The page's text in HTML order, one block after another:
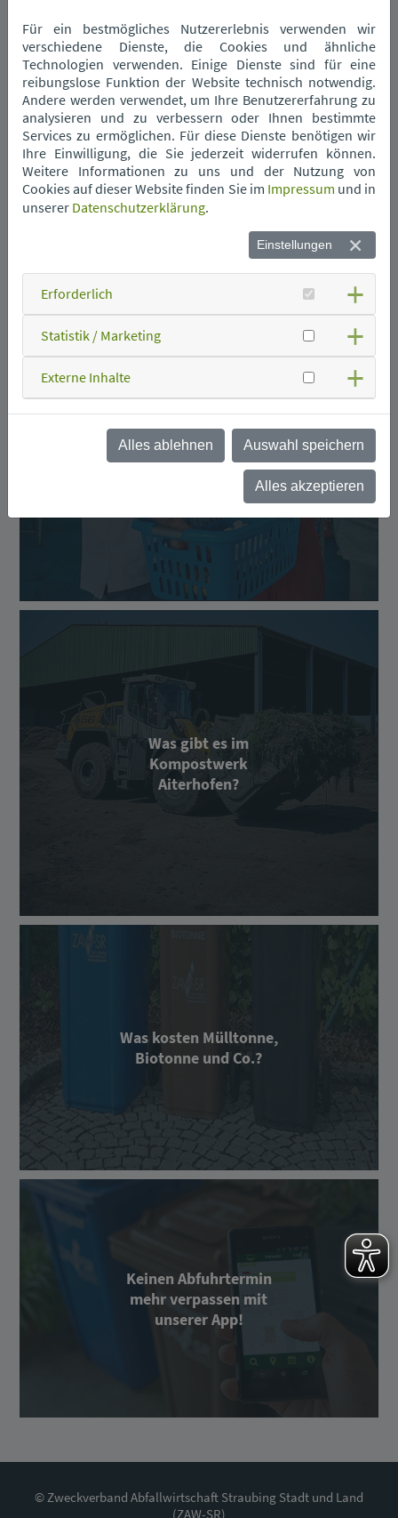
Das könnte Sie auch interessieren.
Wann kommt die
Müllabfuhr?
Was kann ich wo
entsorgen?
Was gibt es im
Kompostwerk
Aiterhofen?
Was kosten Mülltonne,
Biotonne und Co.?
Keinen Abfuhrtermin
mehr verpassen mit
unserer App!
© Zweckverband Abfallwirtschaft Straubing Stadt und Land
(ZAW-SR)
Für ein bestmögliches Nutzererlebnis verwenden wir
verschiedene Dienste, die Cookies und ähnliche
Technologien verwenden. Einige Dienste sind für eine
reibungslose Funktion der Website technisch notwendig.
Andere werden verwendet, um Ihre Benutzererfahrung zu
analysieren und zu verbessern oder Ihnen bestimmte
Services zu ermöglichen. Für diese Dienste benötigen wir
Ihre Einwilligung, die Sie jederzeit widerrufen können.
Weitere Informationen zu uns und der Nutzung von
Cookies auf dieser Website finden Sie im Impressum und in
unserer Datenschutzerklärung.
Einstellungen
Erforderlich
Statistik / Marketing
Externe Inhalte
Alles ablehnen Auswahl speichern
Alles akzeptieren